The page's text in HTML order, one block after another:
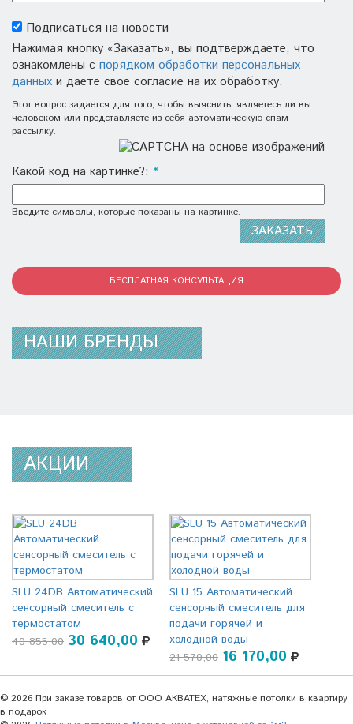
Подписаться на новости
Нажимая кнопку «Заказать», вы подтверждаете, что
ознакомлены с порядком обработки персональных
данных и даёте свое согласие на их обработку.
Этот вопрос задается для того, чтобы выяснить, являетесь ли вы
человеком или представляете из себя автоматическую спам-
рассылку.
Какой код на картинке?: *
Введите символы, которые показаны на картинке.
БЕСПЛАТНАЯ КОНСУЛЬТАЦИЯ
НАШИ БРЕНДЫ
АКЦИИ
SLU 24DB Автоматический
сенсорный смеситель с
термостатом
40 855,00 30 640,00
SLU 15 Автоматический
сенсорный смеситель для
подачи горячей и
холодной воды
21 570,00 16 170,00
© 2026 При заказе товаров от ООО АКВАТЕХ, натяжные потолки в квартиру
в подарок